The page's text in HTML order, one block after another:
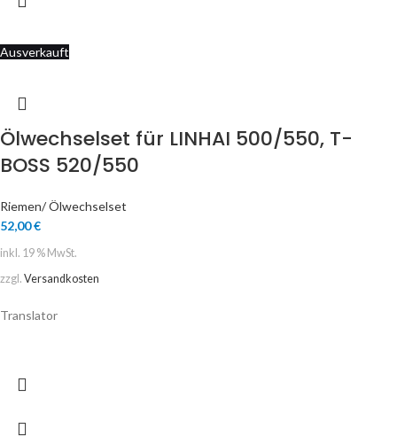
Ausverkauft
Ölwechselset für LINHAI 500/550, T-
BOSS 520/550
Riemen/ Ölwechselset
52,00€
inkl. 19 % MwSt.
zzgl. Versandkosten
Translator